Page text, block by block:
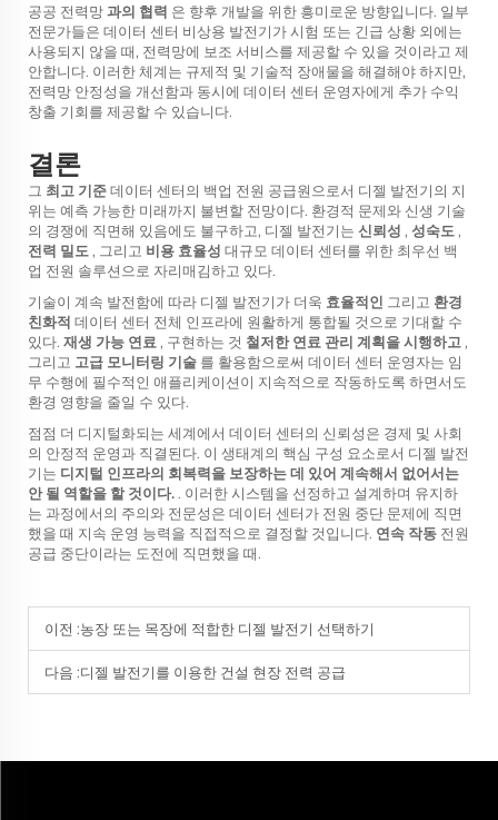
공공 전력망과의 협력 은 향후 개발을 위한 흥미로운 방향입니다. 일부
전문가들은 데이터 센터 비상용 발전기가 시험 또는 긴급 상황 외에는
사용되지 않을 때, 전력망에 보조 서비스를 제공할 수 있을 것이라고 제
안합니다. 이러한 체계는 규제적 및 기술적 장애물을 해결해야 하지만,
전력망 안정성을 개선함과 동시에 데이터 센터 운영자에게 추가 수익
창출 기회를 제공할 수 있습니다.
결론
그 최고 기준데이터 센터의 백업 전원 공급원으로서 디젤 발전기의 지
위는 예측 가능한 미래까지 불변할 전망이다. 환경적 문제와 신생 기술
의 경쟁에 직면해 있음에도 불구하고, 디젤 발전기는 신뢰성 , 성숙도,
전력 밀도, 그리고 비용 효율성 대규모 데이터 센터를 위한 최우선 백
업 전원 솔루션으로 자리매김하고 있다.
기술이 계속 발전함에 따라 디젤 발전기가 더욱 효율적인 그리고 환경
친화적 데이터 센터 전체 인프라에 원활하게 통합될 것으로 기대할 수
있다. 재생 가능 연료, 구현하는 것 철저한 연료 관리 계획을 시행하고,
그리고 고급 모니터링 기술 를 활용함으로써 데이터 센터 운영자는 임
무 수행에 필수적인 애플리케이션이 지속적으로 작동하도록 하면서도
환경 영향을 줄일 수 있다.
점점 더 디지털화되는 세계에서 데이터 센터의 신뢰성은 경제 및 사회
의 안정적 운영과 직결된다. 이 생태계의 핵심 구성 요소로서 디젤 발전
기는 디지털 인프라의 회복력을 보장하는 데 있어 계속해서 없어서는
안 될 역할을 할 것이다.. 이러한 시스템을 선정하고 설계하며 유지하
는 과정에서의 주의와 전문성은 데이터 센터가 전원 중단 문제에 직면
했을 때 지속 운영 능력을 직접적으로 결정할 것입니다. 연속 작동 전원
공급 중단이라는 도전에 직면했을 때.
이전 :농장 또는 목장에 적합한 디젤 발전기 선택하기
다음 :디젤 발전기를 이용한 건설 현장 전력 공급